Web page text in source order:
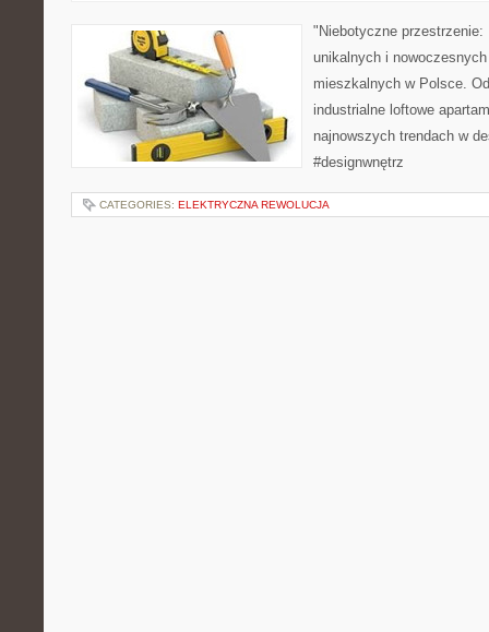
"Niebotyczne
unikalnych i
mieszkalnych w Polsce.
industrialne loftowe
najnowszych trendach w
#designwnętrz
CATEGORIES: ELEKTRYCZNA REWOLUCJA